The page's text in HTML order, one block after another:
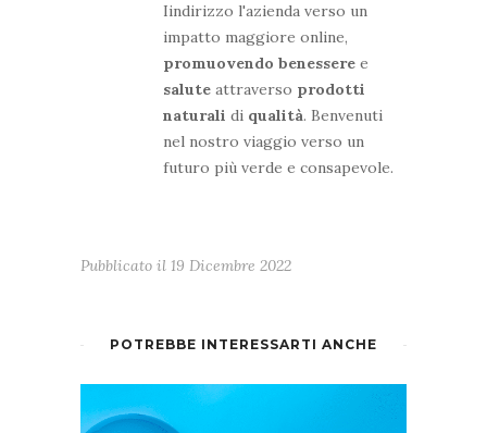
Iindirizzo l'azienda verso un
impatto maggiore online,
promuovendo benessere e
salute attraverso prodotti
naturali di qualità. Benvenuti
nel nostro viaggio verso un
futuro più verde e consapevole.
Pubblicato il 19 Dicembre 2022
POTREBBE INTERESSARTI ANCHE